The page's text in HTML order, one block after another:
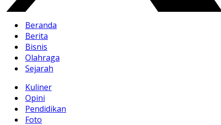
Beranda
Berita
Bisnis
Olahraga
Sejarah
Kuliner
Opini
Pendidikan
Foto